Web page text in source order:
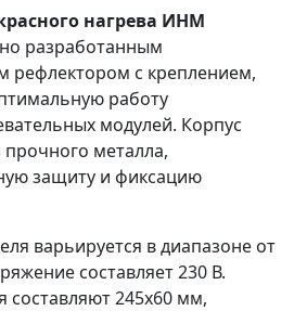
нагрева ИНМ
разработанным
рефлектором с креплением,
работу
модулей. Корпус
металла,
защиту и фиксацию
варьируется в диапазоне от
составляет 230 В.
составляют 245х60 мм,